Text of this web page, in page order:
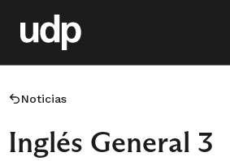
Noticias
Inglés General 3